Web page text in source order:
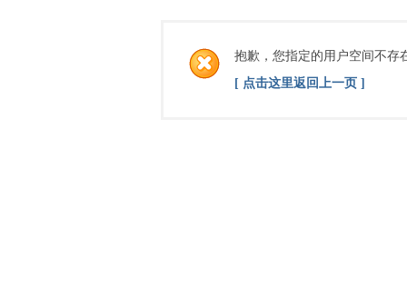
抱歉，您指定的用户空间不存
[ 点击这里返回上一页 ]